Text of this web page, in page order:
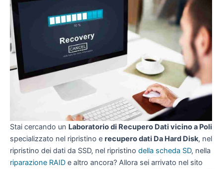
Stai cercando un Laboratorio di Recupero Dati vicino a Poli
specializzato nel ripristino e recupero dati Da Hard Disk, nel
ripristino dei dati da SSD, nel ripristino della scheda SD, nella
riparazione RAID e altro ancora? Allora sei arrivato nel sito